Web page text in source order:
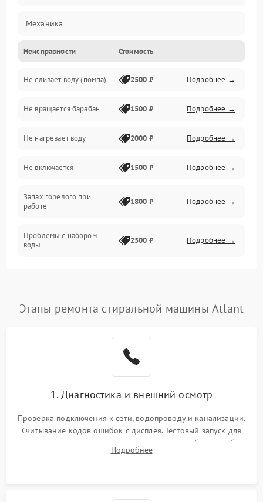
Механика
Электропитание
Водоснабжение
Слив
Программное обеспечение
Неисправности Стоимость
Не сливает воду (помпа) 2500 ₽ Подробнее →
Не вращается барабан 1500 ₽ Подробнее →
Не нагревает воду 2000 ₽ Подробнее →
Не включается 1500 ₽ Подробнее →
Запах горелого при
работе
1800 ₽ Подробнее →
Проблемы с набором
воды
2500 ₽ Подробнее →
Замена платы управления Подробнее →
Этапы ремонта стиральной машины Atlant
1. Диагностика и внешний осмотр
Проверка подключения к сети, водопроводу и канализации.
Считывание кодов ошибок с дисплея. Тестовый запуск для
выявления посторонних шумов, протечек или сбоев в работе
электронного модуля управления.
Подробнее